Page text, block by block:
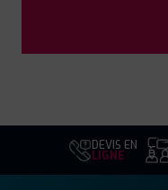
DEVIS EN
LIGNE